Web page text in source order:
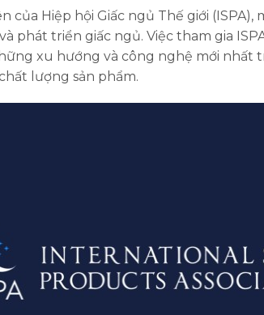
của Hiệp hội Giấc ngủ Thế giới
phát triển giấc ngủ. Việc tham gia
xu hướng và công nghệ mới nhất
lượng sản phẩm.